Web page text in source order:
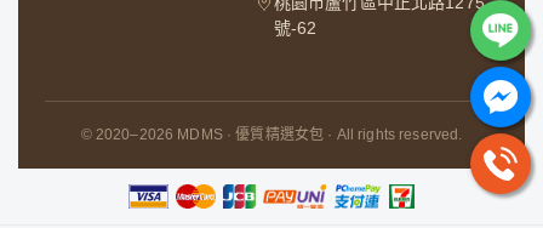
號-62
© 2020–2026 MDMS · 優質精選女包 · All rights reserved.